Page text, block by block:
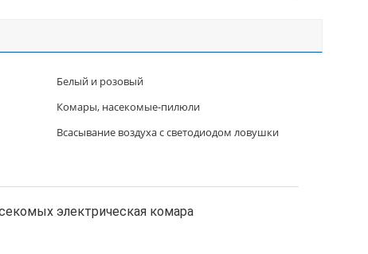
Белый и розовый
Комары, насекомые-пилюли
Всасывание воздуха с светодиодом ловушки
электрическая комара